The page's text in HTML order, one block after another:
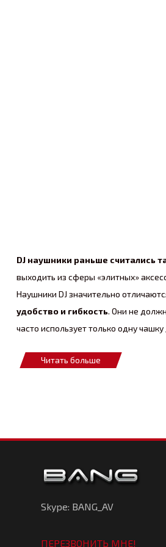
DJ наушники раньше считались
выходить из сферы «элитных»
Наушники DJ значительно
удобство и гибкость. Они не
часто использует только одну
Не менее важным является
Читать больше
Skype: BANG_AV
ПЕРЕЗВОНИТЬ МНЕ!